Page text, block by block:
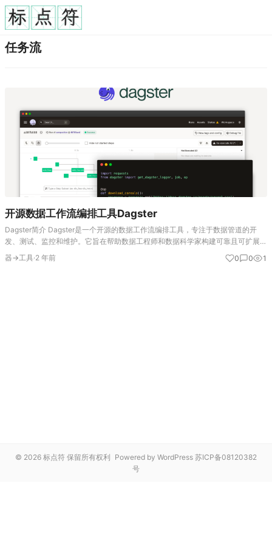
任务流
开源数据工作流编排工具Dagster
Dagster简介 Dagster是一个开源的数据工作流编排工具，专注于数据管道的开
发、测试、监控和维护。它旨在帮助数据工程师和数据科学家构建可靠且可扩展的
数据管道。 核心概念 Pipeline（管道）：在Dagster中，管道是由多个操作…
器→工具·2 年前 0 0 1
© 2026 标点符 保留所有权利 Powered by WordPress 苏ICP备08120382
号